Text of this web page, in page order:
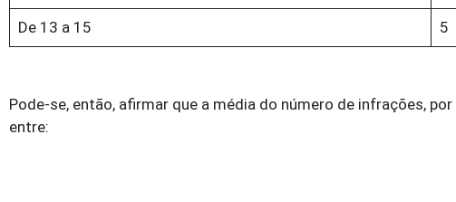
De 13 a 15 5
Pode-se, então, afirmar que a média do número de infrações,
entre: